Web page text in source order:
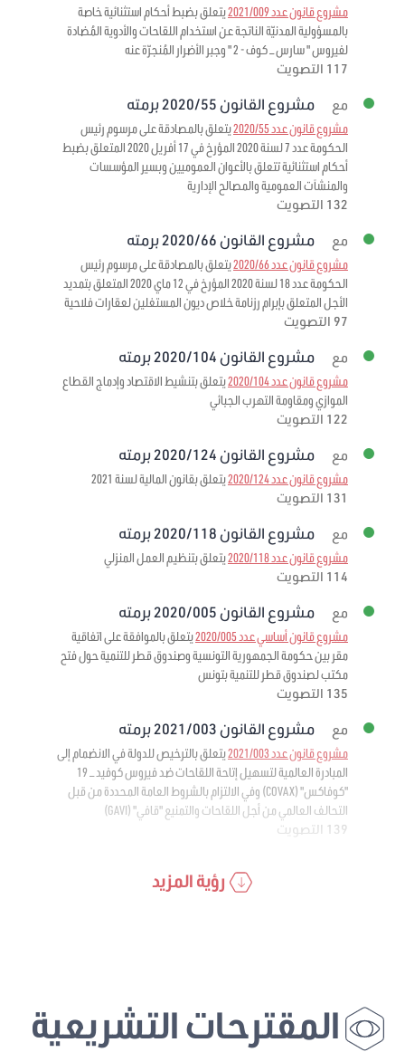
مشروع قانون عدد 2021/009
يتعلق بضبط أحكام استثنائية خاصة
بالمسؤولية المدنيّة الناتجة عن استخدام اللقاحات والأدوية المُضادة
لفيروس " سارس – كوف - 2 " وجبر الأضرار المُنجرّة عنه
117 التصويت
مع مشروع القانون 2020/55 برمته
مشروع قانون عدد 2020/55
يتعلق بالمصادقة على مرسوم رئيس
الحكومة عدد 7 لسنة 2020 المؤرخ في 17 أفريل 2020 المتعلق بضبط
أحكام استثنائية تتعلق بالأعوان العموميين وبسير المؤسسات
والمنشآت العمومية والمصالح الإدارية
132 التصويت
مع مشروع القانون 2020/66 برمته
مشروع قانون عدد 2020/66
يتعلق بالمصادقة على مرسوم رئيس
الحكومة عدد 18 لسنة 2020 المؤرخ في 12 ماي 2020 المتعلق بتمديد
الأجل المتعلق بإبرام رزنامة خلاص ديون المستغلين لعقارات فلاحية
97 التصويت
مع مشروع القانون 2020/104 برمته
مشروع قانون عدد 2020/104
يتعلق بتنشيط الاقتصاد وإدماج القطاع
الموازي ومقاومة التهرب الجبائي
122 التصويت
مع مشروع القانون 2020/124 برمته
مشروع قانون عدد 2020/124
يتعلق بقانون المالية لسنة 2021
131 التصويت
مع مشروع القانون 2020/118 برمته
مشروع قانون عدد 2020/118
يتعلق بتنظيم العمل المنزلي
114 التصويت
مع مشروع القانون 2020/005 برمته
مشروع قانون أساسي عدد 2020/005
يتعلق بالموافقة على اتفاقية
مقر بين حكومة الجمهورية التونسية وصندوق قطر للتنمية حول فتح
مكتب لصندوق قطر للتنمية بتونس
135 التصويت
مع مشروع القانون 2021/003 برمته
مشروع قانون عدد 2021/003
يتعلق بالترخيص للدولة في الانضمام إلى
المبادرة العالمية لتسهيل إتاحة اللقاحات ضد فيروس كوفيد – 19
"كوفاكس" (COVAX) وفي الالتزام بالشروط العامة المحددة من قبل
التحالف العالمي من أجل اللقاحات والتمنيع "قافي" (GAVI)
139 التصويت
رؤية المزيد
المقترحات التشريعية